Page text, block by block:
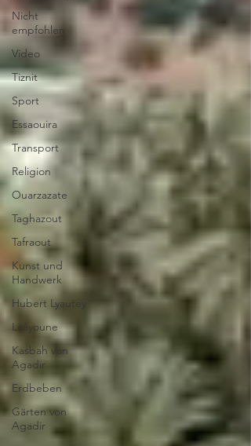
Nicht
empfohlen
Video
Tiznit
Sport
Essaouira
Transport
Religion
Ouarzazate
Taghazout
Tafraout
Kunst und
Handwerk
Hubert Lyautey
Laâyoune
Kasbah von
Agadir
Erdbeben
Gärten von
Agadir